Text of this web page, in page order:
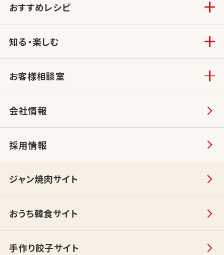
おすすめレシピ
知る・楽しむ
お客様相談室
会社情報
採用情報
ジャン焼肉サイト
おうち韓食サイト
手作り餃子サイト